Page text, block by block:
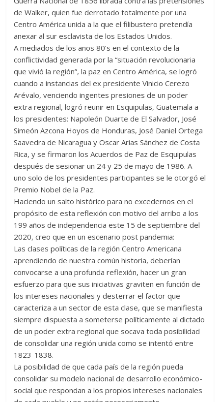
de Walker, quien fue derrotado totalmente por una
Centro América unida a la que el filibustero pretendía
anexar al sur esclavista de los Estados Unidos.
A mediados de los años 80’s en el contexto de la
conflictividad generada por la “situación revolucionaria
que vivió la región”, la paz en Centro América, se logró
cuando a instancias del ex presidente Vinicio Cerezo
Arévalo, venciendo ingentes presiones de un poder
extra regional, logró reunir en Esquipulas, Guatemala a
los presidentes: Napoleón Duarte de El Salvador, José
Simeón Azcona Hoyos de Honduras, José Daniel Ortega
Saavedra de Nicaragua y Oscar Arias Sánchez de Costa
Rica, y se firmaron los Acuerdos de Paz de Esquipulas
después de sesionar un 24 y 25 de mayo de 1986. A
uno solo de los presidentes participantes se le otorgó el
Premio Nobel de la Paz.
Haciendo un salto histórico para no excedernos en el
propósito de esta reflexión con motivo del arribo a los
199 años de independencia este 15 de septiembre del
2020, creo que en un escenario post pandemia:
Las clases políticas de la región Centro Americana
aprendiendo de nuestra común historia, deberían
convocarse a una profunda reflexión, hacer un gran
esfuerzo para que sus iniciativas graviten en función de
los intereses nacionales y desterrar el factor que
caracteriza a un sector de esta clase, que se manifiesta
siempre dispuesta a someterse políticamente al dictado
de un poder extra regional que socava toda posibilidad
de consolidar una región unida como se intentó entre
1823-1838.
La posibilidad de que cada país de la región pueda
consolidar su modelo nacional de desarrollo económico-
social que respondan a los propios intereses nacionales